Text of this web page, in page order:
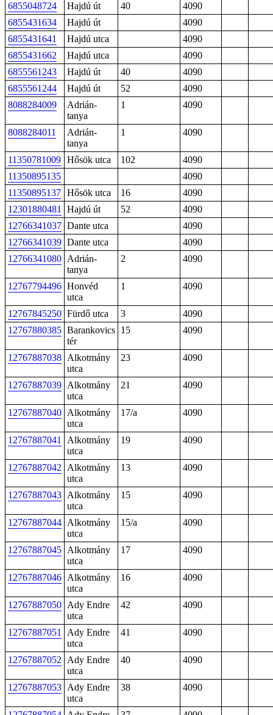
6855048724 Hajdú út 40
4090
6855431634
Hajdú út
4090
6855431641
Hajdú utca
4090
6855431662
Hajdú utca
4090
6855561243
Hajdú út 40
4090
6855561244
Hajdú út 52
4090
8088284009
Adrián-
tanya
1 4090
8088284011
Adrián-
tanya
1 4090
11350781009 Hősök utca 102
4090
11350895135
4090
11350895137 Hősök utca 16
4090
12301880481
Hajdú út 52
4090
12766341037 Dante utca
4090
12766341039 Dante utca
4090
12766341080 Adrián-
tanya
2 4090
12767794496 Honvéd
utca
1 4090
12767845250 Fürdő utca 3
4090
12767880385 Barankovics
tér
15 4090
12767887038 Alkotmány
utca
23 4090
12767887039 Alkotmány
utca
21 4090
12767887040 Alkotmány
utca
17/a 4090
12767887041
Alkotmány
utca
19 4090
12767887042
Alkotmány
utca
13 4090
12767887043 Alkotmány
utca
15 4090
12767887044 Alkotmány
utca
15/a 4090
12767887045 Alkotmány
utca
17 4090
12767887046 Alkotmány
utca
16 4090
12767887050 Ady Endre
utca
42 4090
12767887051
Ady Endre
utca
41 4090
12767887052
Ady Endre
utca
40 4090
12767887053 Ady Endre
utca
38 4090